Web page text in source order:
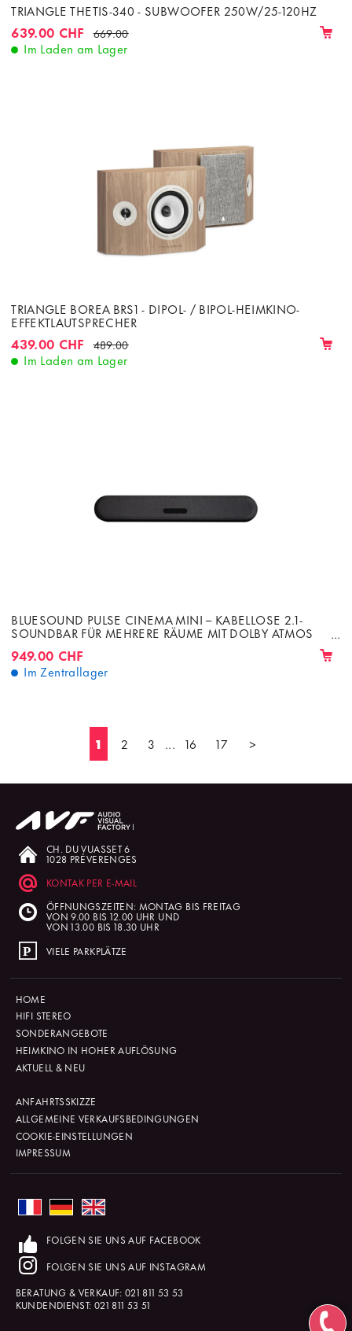
TRIANGLE THETIS-340 - SUBWOOFER 250W/25-120HZ
639.00 CHF 669.00
Im Laden am Lager
TRIANGLE BOREA BRS1 - DIPOL- / BIPOL-HEIMKINO-
EFFEKTLAUTSPRECHER
439.00 CHF 489.00
Im Laden am Lager
BLUESOUND PULSE CINEMA MINI – KABELLOSE 2.1-
SOUNDBAR FÜR MEHRERE RÄUME MIT DOLBY ATMOS
949.00 CHF
Im Zentrallager
1 2 3 ... 16 17 >
CH. DU VUASSET 6
1028 PRÉVERENGES
KONTAK PER E-MAIL
ÖFFNUNGSZEITEN: MONTAG BIS FREITAG
VON 9.00 BIS 12.00 UHR UND
VON 13.00 BIS 18.30 UHR
VIELE PARKPLÄTZE
HOME
HIFI STEREO
SONDERANGEBOTE
HEIMKINO IN HOHER AUFLÖSUNG
AKTUELL & NEU
ANFAHRTSSKIZZE
ALLGEMEINE VERKAUFSBEDINGUNGEN
COOKIE-EINSTELLUNGEN
IMPRESSUM
FOLGEN SIE UNS AUF FACEBOOK
FOLGEN SIE UNS AUF INSTAGRAM
BERATUNG & VERKAUF: 021 811 53 53
KUNDENDIENST: 021 811 53 51